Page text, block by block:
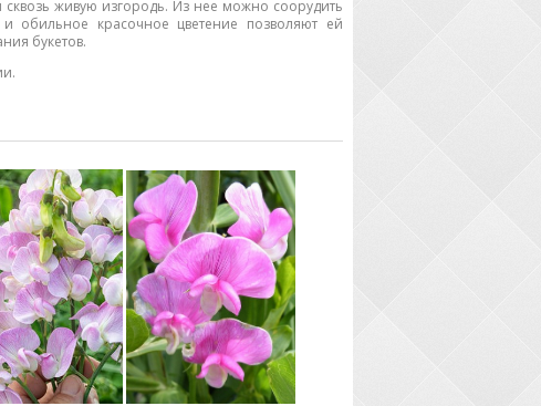
сквозь живую изгородь. Из нее можно соорудить
красочное цветение позволяют ей
букетов.